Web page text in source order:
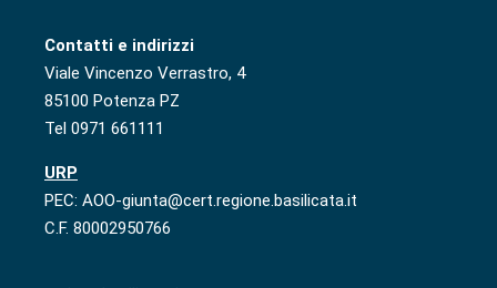
Contatti e indirizzi
Viale Vincenzo Verrastro, 4
85100 Potenza PZ
Tel 0971 661111
URP
PEC: AOO-giunta@cert.regione.basilicata.it
C.F. 80002950766